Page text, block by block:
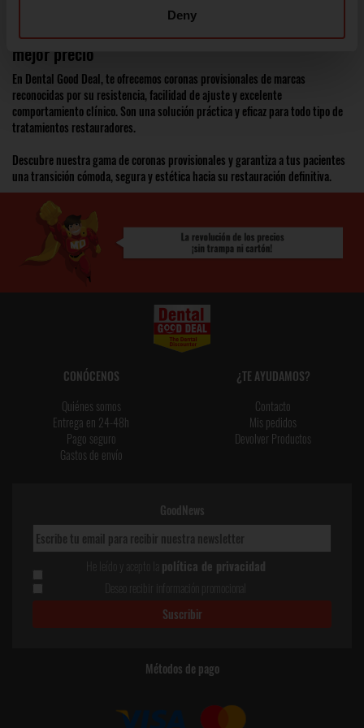
Deny
Coronas provisionales de calidad profesional al
mejor precio
En Dental Good Deal, te ofrecemos coronas provisionales de marcas
reconocidas por su resistencia, facilidad de ajuste y excelente
comportamiento clínico. Son una solución práctica y eficaz para todo tipo de
tratamientos restauradores.
Descubre nuestra gama de coronas provisionales y garantiza a tus pacientes
una transición cómoda, segura y estética hacia su restauración definitiva.
CONÓCENOS
Quiénes somos
Entrega en 24-48h
Pago seguro
Gastos de envío
¿TE AYUDAMOS?
Contacto
Mis pedidos
Devolver Productos
GoodNews
He leído y acepto la política de privacidad
Deseo recibir información promocional
Métodos de pago